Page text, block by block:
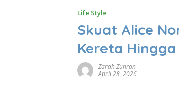
Life Style
Skuat Alice
Kereta
Zarah Zuhran
April 28, 2026